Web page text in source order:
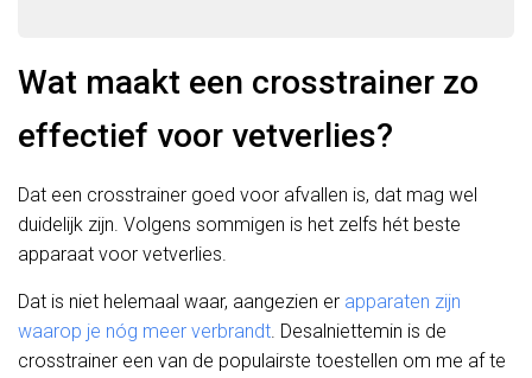
Wat maakt een crosstrainer zo
effectief voor vetverlies?
Dat een crosstrainer goed voor afvallen is, dat mag wel
duidelijk zijn. Volgens sommigen is het zelfs hét beste
apparaat voor vetverlies.
Dat is niet helemaal waar, aangezien er apparaten zijn
waarop je nóg meer verbrandt. Desalniettemin is de
crosstrainer een van de populairste toestellen om me af te